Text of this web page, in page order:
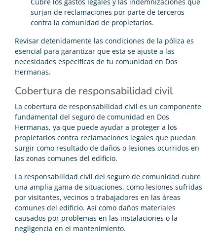
surjan de reclamaciones por parte de terceros
contra la comunidad de propietarios.
Revisar detenidamente las condiciones de la póliza es
esencial para garantizar que esta se ajuste a las
necesidades específicas de tu comunidad en Dos
Hermanas.
Cobertura de responsabilidad civil
La cobertura de responsabilidad civil es un componente
fundamental del seguro de comunidad en Dos
Hermanas, ya que puede ayudar a proteger a los
propietarios contra reclamaciones legales que puedan
surgir como resultado de daños o lesiones ocurridos en
las zonas comunes del edificio.
La responsabilidad civil del seguro de comunidad cubre
una amplia gama de situaciones, como lesiones sufridas
por visitantes, vecinos o trabajadores en las áreas
comunes del edificio. Así como daños materiales
causados por problemas en las instalaciones o la
negligencia en el mantenimiento.